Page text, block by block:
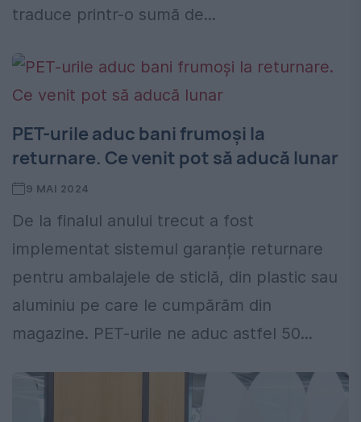
traduce printr-o sumă de...
PET-urile aduc bani frumoși la
returnare. Ce venit pot să aducă lunar
9 MAI 2024
De la finalul anului trecut a fost
implementat sistemul garanție returnare
pentru ambalajele de sticlă, din plastic sau
aluminiu pe care le cumpărăm din
magazine. PET-urile ne aduc astfel 50...